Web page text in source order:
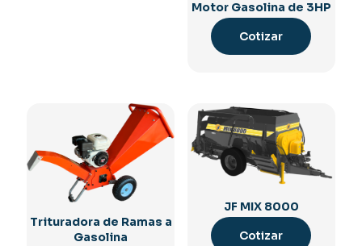
Motor Gasolina de 3HP
Cotizar
Trituradora de Ramas a
Gasolina
JF MIX 8000
Cotizar